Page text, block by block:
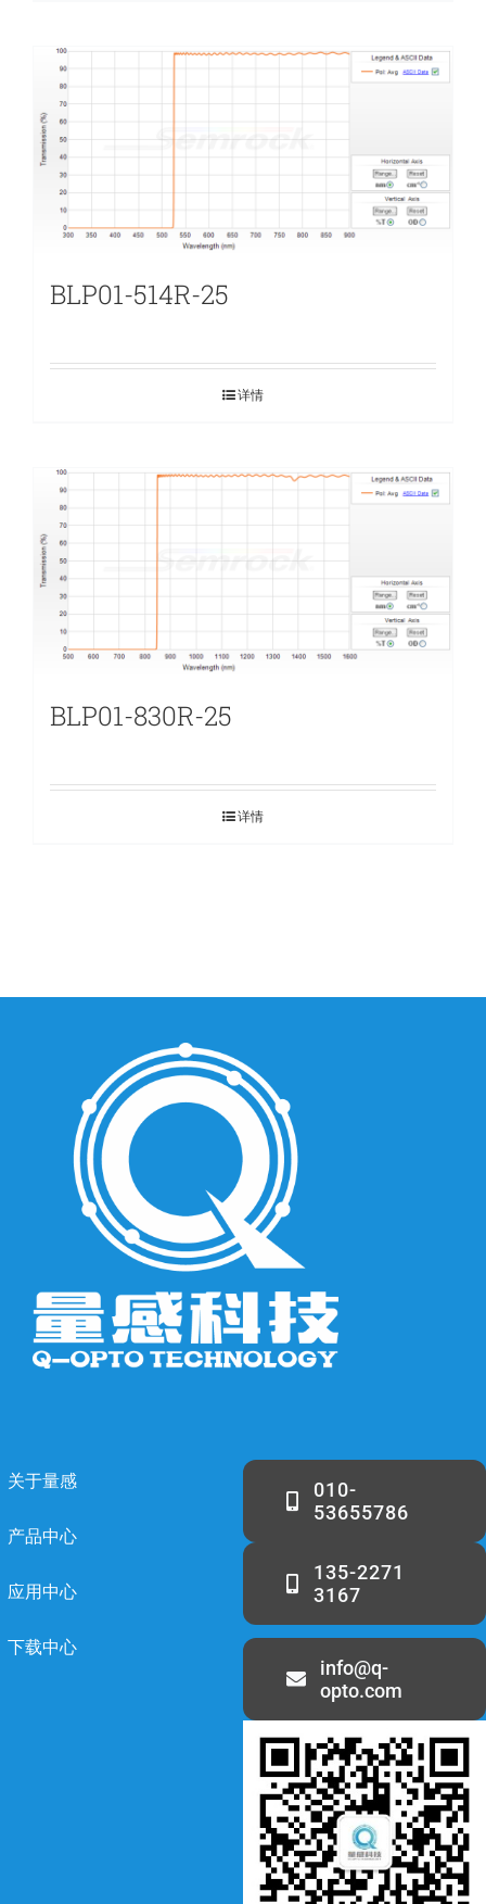
BLP01-514R-25
详情
BLP01-830R-25
详情
关于量感
产品中心
应用中心
下载中心
010-
53655786
135-2271
3167
info@q-
opto.com